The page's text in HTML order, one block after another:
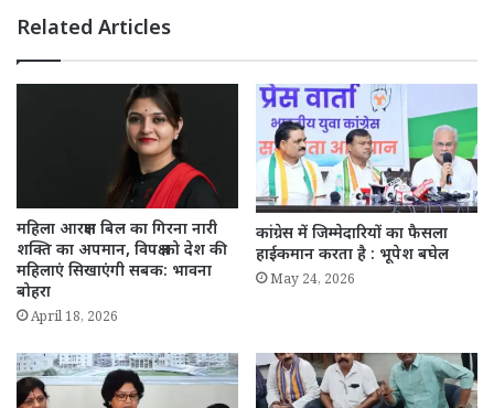
Related Articles
महिला आरक्षण बिल का गिरना नारी
शक्ति का अपमान, विपक्ष को देश की
महिलाएं सिखाएंगी सबक: भावना
बोहरा
April 18, 2026
कांग्रेस में जिम्मेदारियों का फैसला
हाईकमान करता है : भूपेश बघेल
May 24, 2026